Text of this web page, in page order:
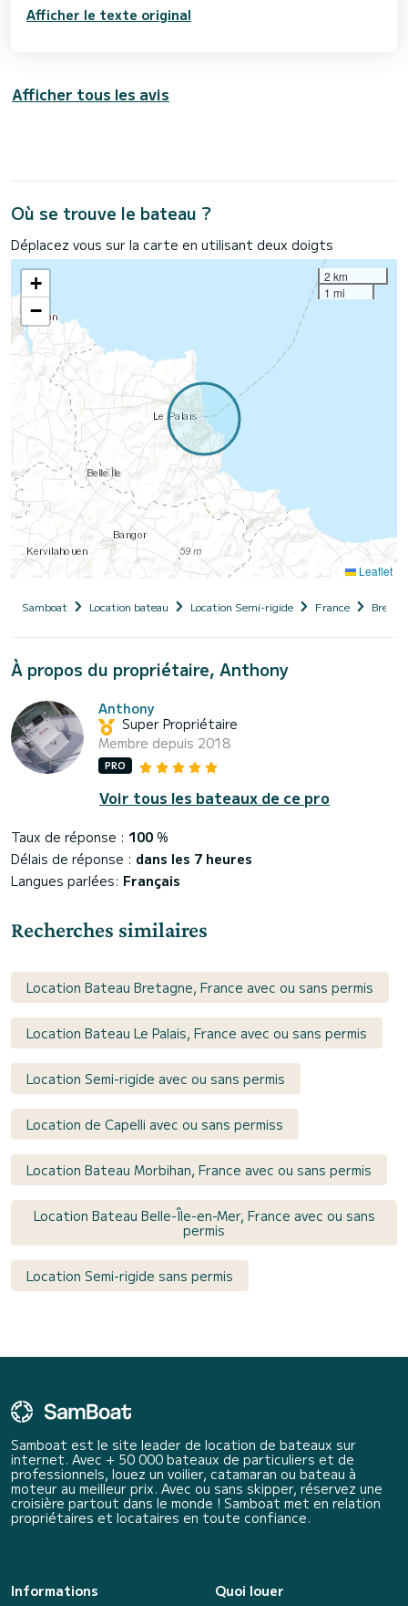
Afficher le texte original
Afficher tous les avis
Où se trouve le bateau ?
Déplacez vous sur la carte en utilisant deux doigts
+
−
2 km
1 mi
Leaflet
Samboat Location bateau Location Semi-rigide France
À propos du propriétaire, Anthony
Anthony
Super Propriétaire
Membre depuis 2018
PRO
Voir tous les bateaux de ce pro
Taux de réponse : 100 %
Délais de réponse : dans les 7 heures
Langues parlées: Français
Recherches similaires
Location Bateau Bretagne, France avec ou sans permis
Location Bateau Le Palais, France avec ou sans permis
Location Semi-rigide avec ou sans permis
Location de Capelli avec ou sans permiss
Location Bateau Morbihan, France avec ou sans permis
Location Bateau Belle-Île-en-Mer, France avec ou sans
permis
Location Semi-rigide sans permis
Samboat est le site leader de location de bateaux sur
internet. Avec + 50 000 bateaux de particuliers et de
professionnels, louez un voilier, catamaran ou bateau à
moteur au meilleur prix. Avec ou sans skipper, réservez une
croisière partout dans le monde ! Samboat met en relation
propriétaires et locataires en toute confiance.
Informations
Quoi louer